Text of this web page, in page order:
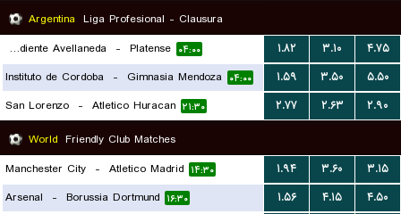
Argentina Liga Profesional - Clausura
CA Independiente Avellaneda
- Platense ۰۴:۰۰ ۱.۸۲ ۳.۱۰
۴.۷۵
Instituto de Cordoba - Gimnasia Mendoza ۰۴:۰۰ ۱.۵۹ ۳.۵۰
۵.۵۰
San Lorenzo - Atletico Huracan ۲۱:۳۰ ۲.۷۷ ۲.۶۳
۲.۹۰
World Friendly Club Matches
Manchester City - Atletico Madrid ۱۴:۳۰ ۱.۹۴ ۳.۶۰
۳.۱۵
Arsenal - Borussia Dortmund ۱۶:۳۰ ۱.۵۶ ۴.۱۵
۴.۵۰